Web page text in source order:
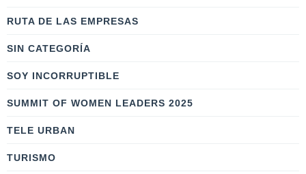
RUTA DE LAS EMPRESAS
SIN CATEGORÍA
SOY INCORRUPTIBLE
SUMMIT OF WOMEN LEADERS 2025
TELE URBAN
TURISMO